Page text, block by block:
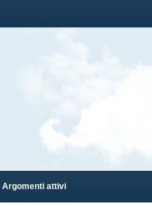
Argomenti attivi